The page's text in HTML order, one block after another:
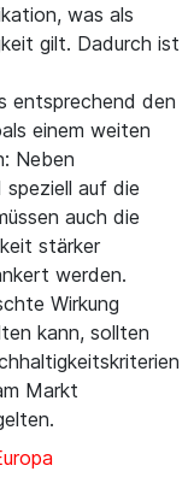
was als
gilt. Dadurch ist
entsprechend den
einem weiten
Neben
speziell auf die
auch die
stärker
werden.
Wirkung
kann, sollten
Markt